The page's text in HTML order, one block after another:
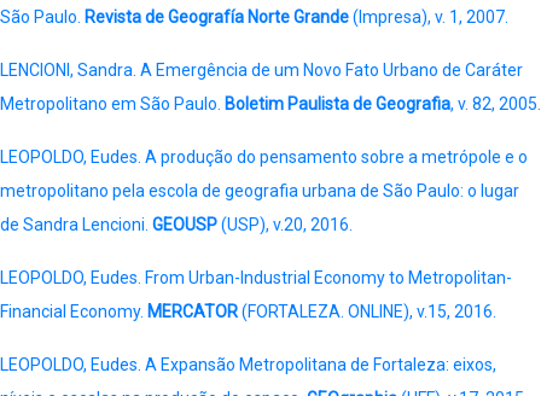
São Paulo. Revista de Geografía Norte Grande(Impresa), v. 1, 2007.
LENCIONI, Sandra. A Emergência de um Novo Fato Urbano de Caráter
Metropolitano em São Paulo. Boletim Paulista de Geografia, v. 82, 2005.
LEOPOLDO, Eudes. A produção do pensamento sobre a metrópole e o
metropolitano pela escola de geografia urbana de São Paulo: o lugar
de Sandra Lencioni. GEOUSP(USP), v.20, 2016.
LEOPOLDO, Eudes. From Urban-Industrial Economy to Metropolitan-
Financial Economy. MERCATOR(FORTALEZA. ONLINE), v.15, 2016.
LEOPOLDO, Eudes. A Expansão Metropolitana de Fortaleza: eixos,